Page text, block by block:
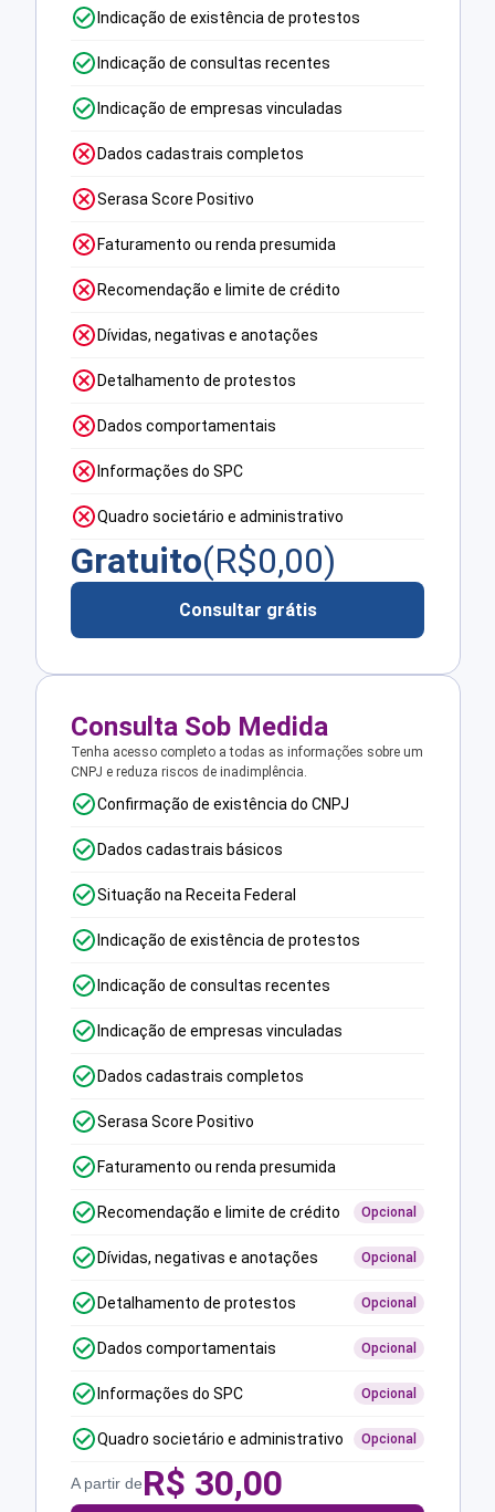
Indicação de existência de protestos
Indicação de consultas recentes
Indicação de empresas vinculadas
Dados cadastrais completos
Serasa Score Positivo
Faturamento ou renda presumida
Recomendação e limite de crédito
Dívidas, negativas e anotações
Detalhamento de protestos
Dados comportamentais
Informações do SPC
Quadro societário e administrativo
Gratuito(R$0,00)
Consultar grátis
Consulta Sob Medida
Tenha acesso completo a todas as informações sobre um
CNPJ e reduza riscos de inadimplência.
Confirmação de existência do CNPJ
Dados cadastrais básicos
Situação na Receita Federal
Indicação de existência de protestos
Indicação de consultas recentes
Indicação de empresas vinculadas
Dados cadastrais completos
Serasa Score Positivo
Faturamento ou renda presumida
Recomendação e limite de crédito Opcional
Dívidas, negativas e anotações Opcional
Detalhamento de protestos Opcional
Dados comportamentais Opcional
Informações do SPC Opcional
Quadro societário e administrativo Opcional
A partir deR$ 30,00